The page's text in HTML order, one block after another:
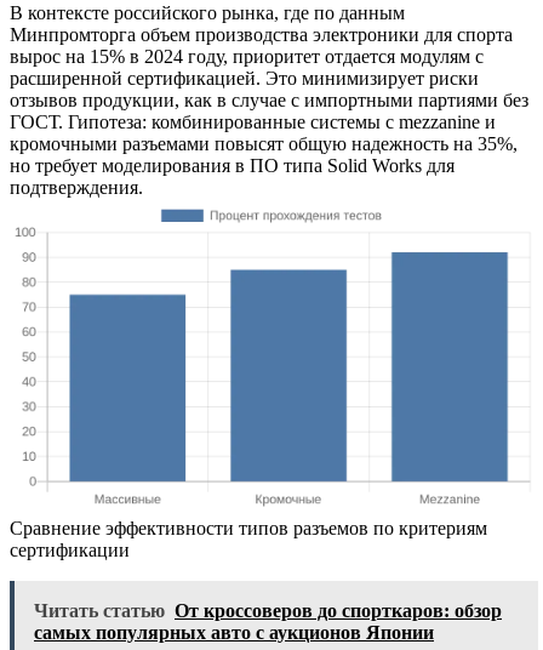
В контексте российского рынка, где по данным
Минпромторга объем производства электроники для спорта
вырос на 15% в 2024 году, приоритет отдается модулям с
расширенной сертификацией. Это минимизирует риски
отзывов продукции, как в случае с импортными партиями без
ГОСТ. Гипотеза: комбинированные системы с mezzanine и
кромочными разъемами повысят общую надежность на 35%,
но требует моделирования в ПО типа Solid Works для
подтверждения.
Сравнение эффективности типов разъемов по критериям
сертификации
Читать статью От кроссоверов до спорткаров: обзор
самых популярных авто с аукционов Японии